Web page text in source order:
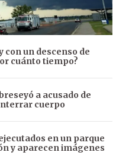
con un descenso de
cuánto tiempo?
a acusado de
cuerpo
en un parque
y aparecen imágenes